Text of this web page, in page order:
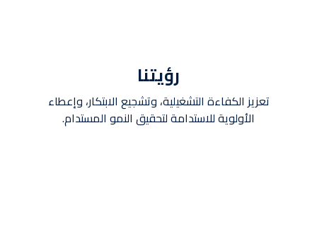
رؤيتنا
تعزيز الكفاءة التشغيلية، وتشجيع الابتكار، وإعطاء
الأولوية للاستدامة لتحقيق النمو المستدام.